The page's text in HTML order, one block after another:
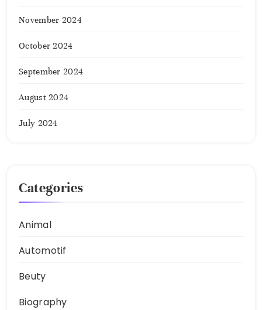
November 2024
October 2024
September 2024
August 2024
July 2024
Categories
Animal
Automotif
Beuty
Biography